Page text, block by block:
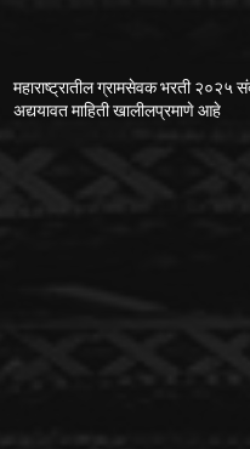
महाराष्ट्रातील ग्रामसेवक भरती २०२५
अद्ययावत माहिती खालीलप्रमाणे आहे